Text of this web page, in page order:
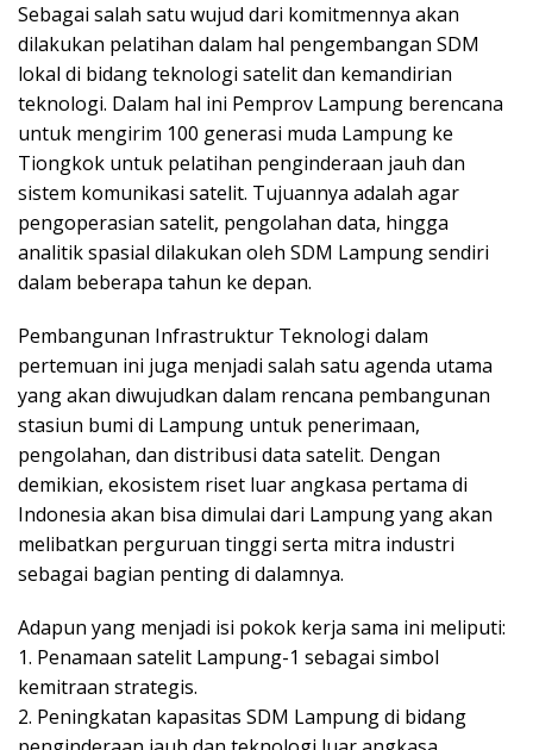
Sebagai salah satu wujud dari komitmennya akan
dilakukan pelatihan dalam hal pengembangan SDM
lokal di bidang teknologi satelit dan kemandirian
teknologi. Dalam hal ini Pemprov Lampung berencana
untuk mengirim 100 generasi muda Lampung ke
Tiongkok untuk pelatihan penginderaan jauh dan
sistem komunikasi satelit. Tujuannya adalah agar
pengoperasian satelit, pengolahan data, hingga
analitik spasial dilakukan oleh SDM Lampung sendiri
dalam beberapa tahun ke depan.
Pembangunan Infrastruktur Teknologi dalam
pertemuan ini juga menjadi salah satu agenda utama
yang akan diwujudkan dalam rencana pembangunan
stasiun bumi di Lampung untuk penerimaan,
pengolahan, dan distribusi data satelit. Dengan
demikian, ekosistem riset luar angkasa pertama di
Indonesia akan bisa dimulai dari Lampung yang akan
melibatkan perguruan tinggi serta mitra industri
sebagai bagian penting di dalamnya.
Adapun yang menjadi isi pokok kerja sama ini meliputi:
1. Penamaan satelit Lampung-1 sebagai simbol
kemitraan strategis.
2. Peningkatan kapasitas SDM Lampung di bidang